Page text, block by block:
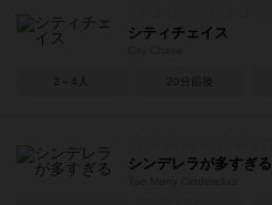
シティチェイス
2～4人 20分前後
シンデレラが多すぎる